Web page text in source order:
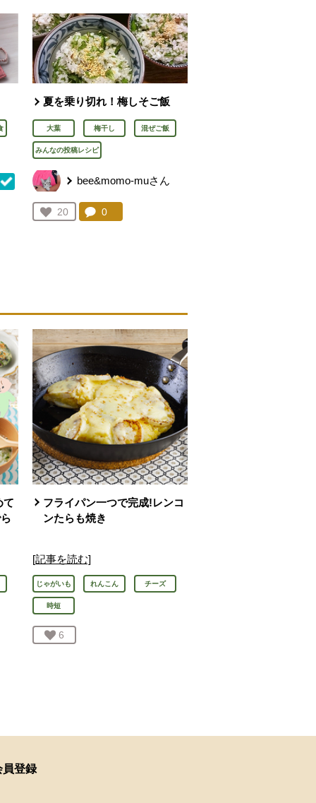
見る。
夏を乗り切れ！梅しそご飯
大葉 梅干し 混ぜご飯
みんなの投稿レシピ
bee&momo-muさん
お気に入り登録：
20
人が登録
コメント：
0件。コメントを見る。
て
フライパン一つで完成!レンコ
ンたらも焼き
[記事を読む]
じゃがいも れんこん チーズ
時短
お気に入り登録：
6
員登録